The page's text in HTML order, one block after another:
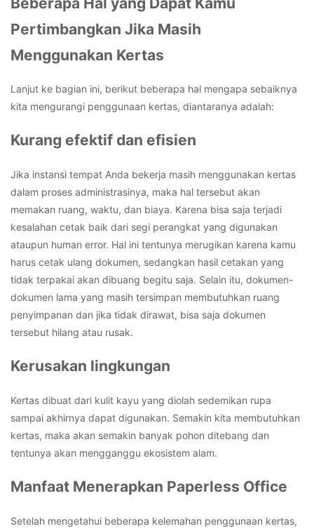
Pertimbangkan Jika Masih
Menggunakan Kertas
Lanjut ke bagian ini, berikut beberapa hal mengapa sebaiknya
kita mengurangi penggunaan kertas, diantaranya adalah:
Kurang efektif dan efisien
Jika instansi tempat Anda bekerja masih menggunakan kertas
dalam proses administrasinya, maka hal tersebut akan
memakan ruang, waktu, dan biaya. Karena bisa saja terjadi
kesalahan cetak baik dari segi perangkat yang digunakan
ataupun human error. Hal ini tentunya merugikan karena kamu
harus cetak ulang dokumen, sedangkan hasil cetakan yang
tidak terpakai akan dibuang begitu saja. Selain itu, dokumen-
dokumen lama yang masih tersimpan membutuhkan ruang
penyimpanan dan jika tidak dirawat, bisa saja dokumen
tersebut hilang atau rusak.
Kerusakan lingkungan
Kertas dibuat dari kulit kayu yang diolah sedemikan rupa
sampai akhirnya dapat digunakan. Semakin kita membutuhkan
kertas, maka akan semakin banyak pohon ditebang dan
tentunya akan mengganggu ekosistem alam.
Manfaat Menerapkan Paperless Office
Setelah mengetahui beberapa kelemahan penggunaan kertas,